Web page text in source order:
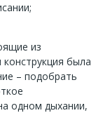
из
была
– подобрать
одном дыхании,